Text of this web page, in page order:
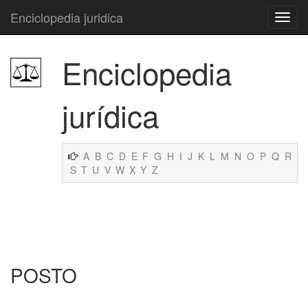
Enciclopedia juridica
Enciclopedia
jurídica
A B C D E F G H I J K L M N O P Q R
S T U V W X Y Z
POSTO